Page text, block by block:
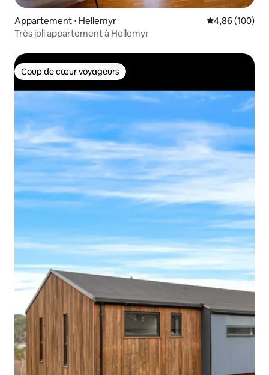
Appartement ⋅ Hellemyr Évaluation
4,86 (100)
Très joli appartement à Hellemyr
Coup de cœur voyageurs
Coup de cœur voyageurs